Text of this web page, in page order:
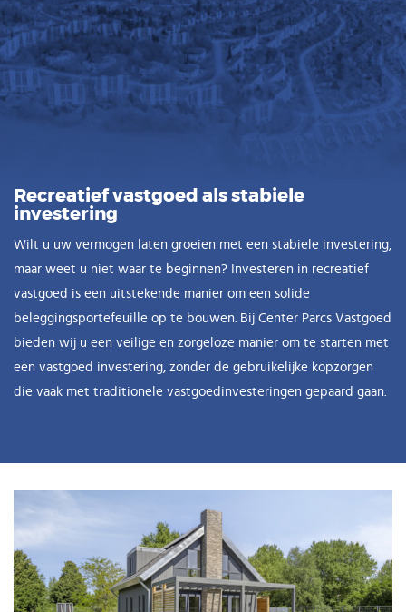
Recreatief vastgoed als stabiele
investering
Wilt u uw vermogen laten groeien met een stabiele investering,
maar weet u niet waar te beginnen? Investeren in recreatief
vastgoed is een uitstekende manier om een solide
beleggingsportefeuille op te bouwen. Bij Center Parcs Vastgoed
bieden wij u een veilige en zorgeloze manier om te starten met
een vastgoed investering, zonder de gebruikelijke kopzorgen
die vaak met traditionele vastgoedinvesteringen gepaard gaan.